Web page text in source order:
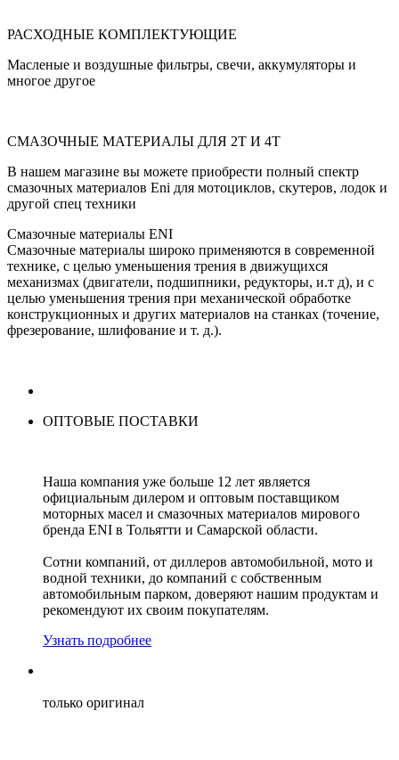
РАСХОДНЫЕ КОМПЛЕКТУЮЩИЕ
Масленые и воздушные фильтры, свечи, аккумуляторы и
многое другое
СМАЗОЧНЫЕ МАТЕРИАЛЫ ДЛЯ 2Т И 4Т
В нашем магазине вы можете приобрести полный спектр
смазочных материалов Eni для мотоциклов, скутеров, лодок и
другой спец техники
Смазочные материалы ENI
Смазочные материалы широко применяются в современной
технике, с целью уменьшения трения в движущихся
механизмах (двигатели, подшипники, редукторы, и.т д), и с
целью уменьшения трения при механической обработке
конструкционных и других материалов на станках (точение,
фрезерование, шлифование и т. д.).
ОПТОВЫЕ ПОСТАВКИ
Наша компания уже больше 12 лет является
официальным дилером и оптовым поставщиком
моторных масел и смазочных материалов мирового
бренда ENI в Тольятти и Самарской области.
Сотни компаний, от диллеров автомобильной, мото и
водной техники, до компаний с собственным
автомобильным парком, доверяют нашим продуктам и
рекомендуют их своим покупателям.
Узнать подробнее
только оригинал